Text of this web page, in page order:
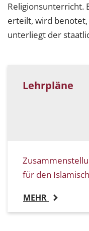
Religionsunterricht.
erteilt, wird
unterliegt der
Lehrpläne
für den
MEHR